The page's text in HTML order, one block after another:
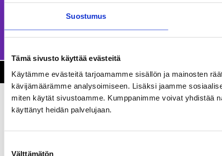
Suostumus
Tämä sivusto käyttää evästeitä
Käytämme evästeitä tarjoamamme sisällön ja mainosten
kävijämäärämme analysoimiseen. Lisäksi jaamme
miten käytät sivustoamme. Kumppanimme voivat yhdistää
käyttänyt heidän palvelujaan.
Välttämätön
Kilpailun säännöt ja
rukankarnevaalit.fi